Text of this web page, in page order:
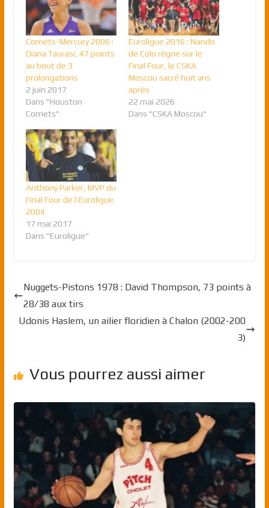
Comets-Mercury 2006 :
Diana Taurasi, 47 points
au bout de 3
prolongations
2 juin 2017
Dans "Houston
Comets"
Euroligue 2016 : Nando
de Colo règne sur le
Final Four, le CSKA
Moscou sacré huit ans
après
22 mai 2026
Dans "CSKA Moscou"
Anthony Parker, MVP du
Final Four de l’Euroligue
2004
17 mai 2017
Dans "Euroligue"
Nuggets-Pistons 1978 : David Thompson, 73 points à
28/38 aux tirs
Udonis Haslem, un ailier floridien à Chalon (2002-200
3)
Vous pourrez aussi aimer